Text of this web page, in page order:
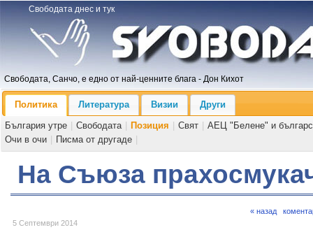
Свободата днес и тук
Свободата, Санчо, е едно от най-ценните блага - Дон Кихот
Политика Литература Визии
Други
България утре
Свободата Позиция Свят
АЕЦ "Белене" и
Очи в очи
Писма от другаде
На Съюза
5 Септември 2014
« назад